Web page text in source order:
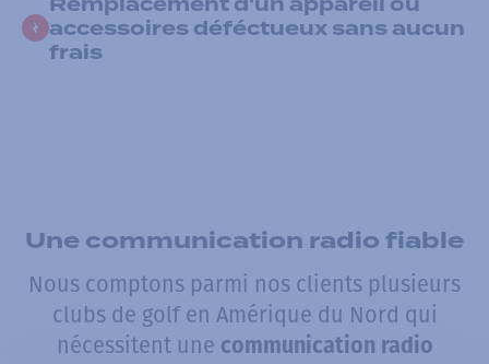
accessoires déféctueux sans aucun
frais
Une communication radio fiable
Nous comptons parmi nos clients plusieurs
clubs de golf en Amérique du Nord qui
nécessitent une communication radio